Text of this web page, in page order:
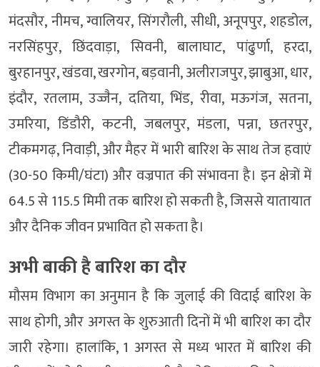
मंदसौर, नीमच, ग्वालियर, सिंगरौली, सीधी, अनूपपुर, शहडोल,
नरसिंहपुर, छिंदवाड़ा, सिवनी, बालाघाट, पांढुर्णा, हरदा,
बुरहानपुर, खंडवा, खरगोन, बड़वानी, अलीराजपुर, झाबुआ, धार,
इंदौर, रतलाम, उज्जैन, दतिया, भिंड, रीवा, मऊगंज, सतना,
उमरिया, डिंडौरी, कटनी, जबलपुर, मंडला, पन्ना, छतरपुर,
टीकमगढ़, निवाड़ी, और मैहर में भारी बारिश के साथ तेज हवाएं
(30-50 किमी/घंटा) और वज्रपात की संभावना है। इन क्षेत्रों में
64.5 से 115.5 मिमी तक बारिश हो सकती है, जिससे यातायात
और दैनिक जीवन प्रभावित हो सकता है।
अभी बाकी है बारिश का दौर
मौसम विभाग का अनुमान है कि जुलाई की विदाई बारिश के
साथ होगी, और अगस्त के शुरुआती दिनों में भी बारिश का दौर
जारी रहेगा। हालांकि, 1 अगस्त से मध्य भारत में बारिश की